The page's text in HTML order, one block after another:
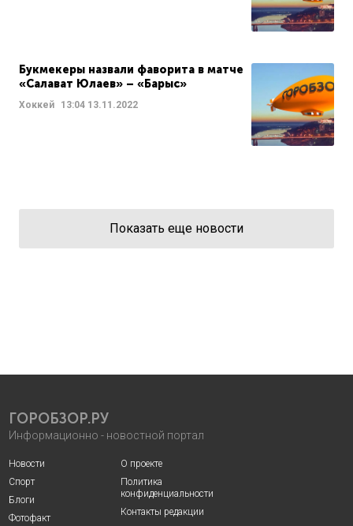
Букмекеры назвали фаворита в матче
«Салават Юлаев» – «Барыс»
Хоккей 13:04 13.11.2022
Показать еще новости
ГОРОБЗОР.РУ
Информационно - новостной портал
Новости
Спорт
Блоги
Фотофакт
О проекте
Политика
конфиденциальности
Контакты редакции